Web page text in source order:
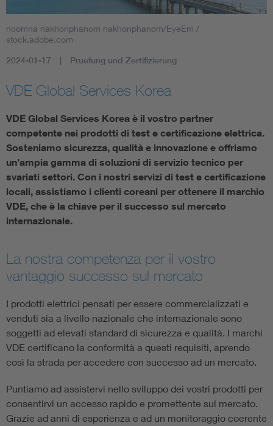
noomna nakhonphanom nakhonphanom/EyeEm /
stock.adobe.com
2024-01-17 Pruefung und Zertifizierung
VDE Global Services Korea
VDE Global Services Korea è il vostro partner
competente nei prodotti di test e certificazione elettrica.
Sosteniamo sicurezza, qualità e innovazione e offriamo
un’ampia gamma di soluzioni di servizio tecnico per
svariati settori. Con i nostri servizi di test e certificazione
locali, assistiamo i clienti coreani per ottenere il marchio
VDE, che è la chiave per il successo sul mercato
internazionale.
La nostra competenza per il vostro
vantaggio successo sul mercato
I prodotti elettrici pensati per essere commercializzati e
venduti sia a livello nazionale che internazionale sono
soggetti ad elevati standard di sicurezza e qualità. I marchi
VDE certificano la conformità a questi requisiti, aprendo
così la strada per accedere con successo ad un mercato.
Puntiamo ad assistervi nello sviluppo dei vostri prodotti per
consentirvi un accesso rapido e promettente sul mercato.
Grazie ad anni di esperienza e ad un monitoraggio coerente